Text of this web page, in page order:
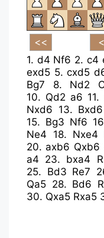
1. d4 Nf6 2. c4
exd5 5.cxd5
Bg7
8. Nd2
10. Qd2 a6 11.
Nxd6 13. Bxd6
15. Bg3 Nf6
Ne4
18. Nxe4
20. axb6 Qxb6
a4 23. bxa4
25. Bd3 Re7
Qa5 28. Bd6
30. Qxa5 Rxa5